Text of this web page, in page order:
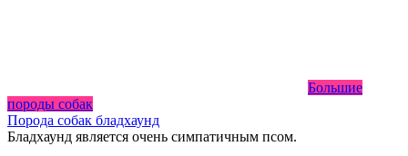
Большие
породы собак
Порода собак бладхаунд
Бладхаунд является очень симпатичным псом.